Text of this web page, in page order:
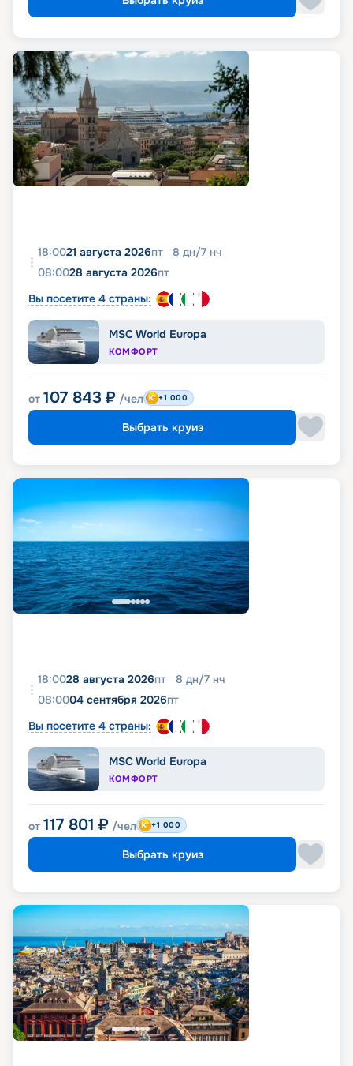
компании Celebrity Cruises.
18:0021 августа 2026пт 8 дн/7 нч
08:0028 августа 2026пт
Вы посетите 4 страны:
MSC World Europa
КОМФОРТ
от 107 843 ₽ /чел +1 000
Выбрать круиз
18:0028 августа 2026пт 8 дн/7 нч
08:0004 сентября 2026пт
Вы посетите 4 страны:
MSC World Europa
КОМФОРТ
от 117 801 ₽ /чел +1 000
Выбрать круиз